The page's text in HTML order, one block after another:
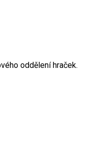
oddělení hraček.